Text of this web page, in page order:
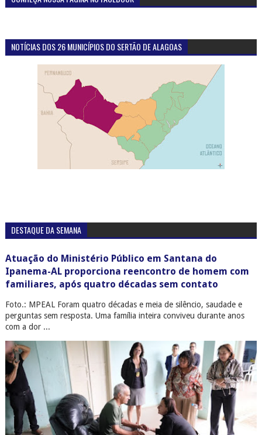
NOTÍCIAS DOS 26 MUNICÍPIOS DO SERTÃO DE ALAGOAS
DESTAQUE DA SEMANA
Atuação do Ministério Público em Santana do
Ipanema-AL proporciona reencontro de homem com
familiares, após quatro décadas sem contato
Foto.: MPEAL Foram quatro décadas e meia de silêncio, saudade e
perguntas sem resposta. Uma família inteira conviveu durante anos
com a dor ...